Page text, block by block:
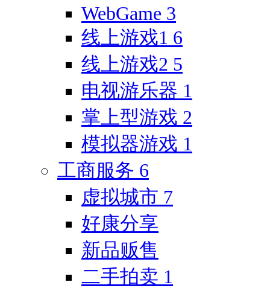
WebGame 3
线上游戏1 6
线上游戏2 5
电视游乐器 1
掌上型游戏 2
模拟器游戏 1
工商服务 6
虚拟城市 7
好康分享
新品贩售
二手拍卖 1